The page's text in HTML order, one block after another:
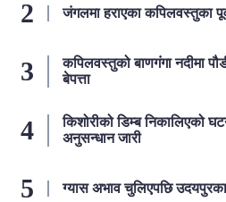
जंगलमा हराएका कपिलवस्तुका
कपिलवस्तुको बाणगंगा नदीमा
बेपत्ता
किशोरीको डिम्ब निकालिएको
अनुसन्धान जारी
ग्यास अभाव चुलिएपछि